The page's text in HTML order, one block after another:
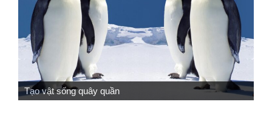
Tạo vật sống quây quần
Tạo vật mỹ miều